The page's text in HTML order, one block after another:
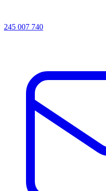
245 007 740